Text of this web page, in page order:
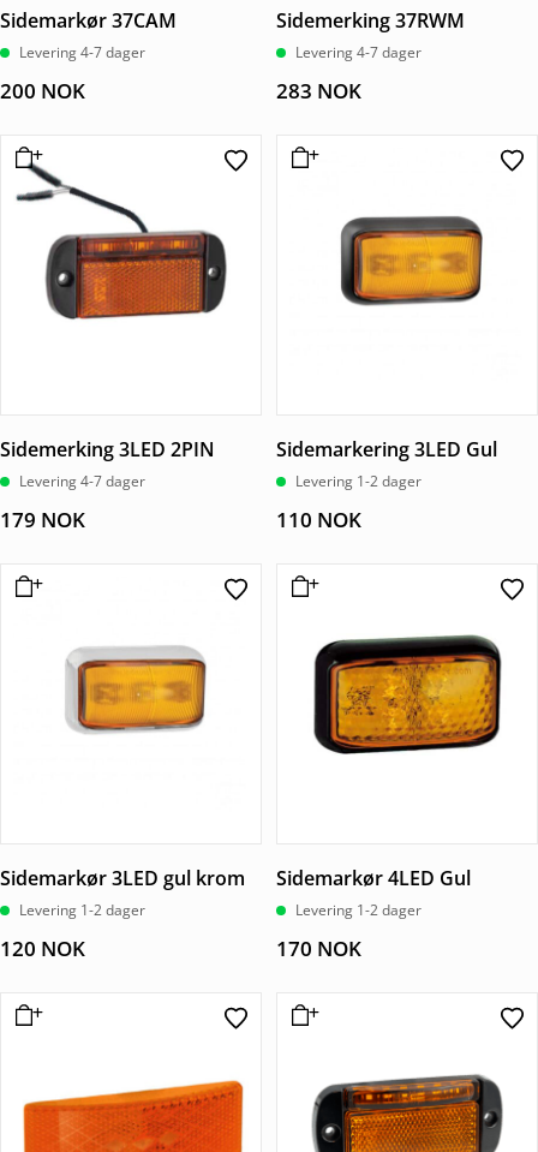
Sidemarkør 37CAM
Levering 4-7 dager
200 NOK
Sidemerking 37RWM
Levering 4-7 dager
283 NOK
Sidemerking 3LED 2PIN
Levering 4-7 dager
179 NOK
Sidemarkering 3LED Gul
Levering 1-2 dager
110 NOK
Sidemarkør 3LED gul krom
Levering 1-2 dager
120 NOK
Sidemarkør 4LED Gul
Levering 1-2 dager
170 NOK